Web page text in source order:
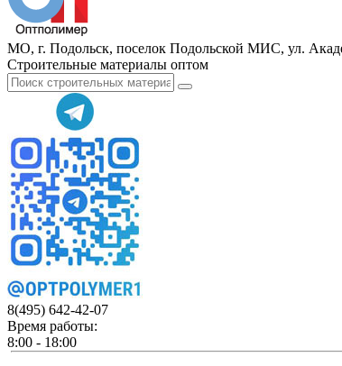
МО, г. Подольск, поселок Подольской МИС, ул.
Строительные материалы оптом
8(495) 642-42-07
Время работы:
8:00 - 18:00